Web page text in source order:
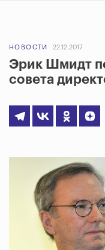
НОВОСТИ 22.12.2017
Эрик Шмидт
совета